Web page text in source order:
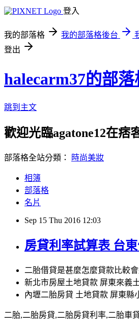
登入
我的部落格 我的部落格後台
登出
halecarm37的部落
跳到主文
歡迎光臨agatone12在痞
部落格全站分類： 時尚美妝
相簿
部落格
名片
Sep 15 Thu 2016 12:03
房貸利率試算表 台
二胎借貸是甚麼怎麼貸款比較
新北市房屋土地貸款 屏東來義
內壢二胎房貸 土地貸款 屏東縣
二胎,二胎房貸,二胎房貸利率,二胎車